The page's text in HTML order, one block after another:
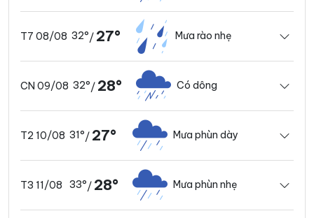
T7 08/08 32°/ 27° Mưa rào nhẹ
CN 09/08 32°/ 28° Có dông
T2 10/08 31°/ 27° Mưa phùn dày
T3 11/08 33°/ 28° Mưa phùn nhẹ